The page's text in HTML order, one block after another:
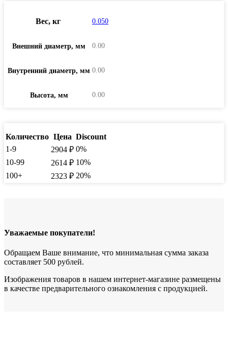
Вес, кг 0.050
Внешний диаметр, мм 0.00
Внутренний диаметр, мм 0.00
Высота, мм 0.00
Количество Цена Discount
1-9
2904 ₽ 0%
10-99
2614 ₽ 10%
100+
2323 ₽ 20%
Уважаемые покупатели!
Обращаем Ваше внимание, что минимальная сумма заказа
составляет 500 рублей.
Изображения товаров в нашем интернет-магазине размещены
в качестве предварительного ознакомления с продукцией.